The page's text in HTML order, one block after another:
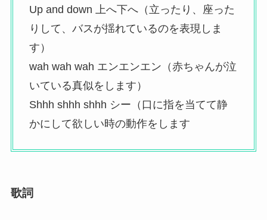
Up and down 上へ下へ（立ったり、座った
りして、バスが揺れているのを表現しま
す）
wah wah wah エンエンエン（赤ちゃんが泣
いている真似をします）
Shhh shhh shhh シー（口に指を当てて静
かにして欲しい時の動作をします
歌詞